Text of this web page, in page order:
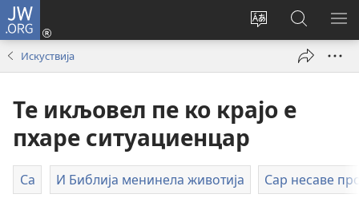
JW.ORG
Change
language
Логирин
Роде
ки
JW.ORG
Искуствија
Те икљовел пе ко крајо е
пхаре ситуациенцар
Са И Библија менинела животија Сар несаве